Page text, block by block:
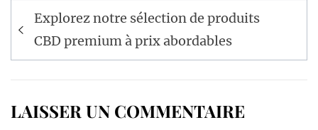
Navigation
de
l’article
Explorez notre sélection de produits
CBD premium à prix abordables
LAISSER UN COMMENTAIRE